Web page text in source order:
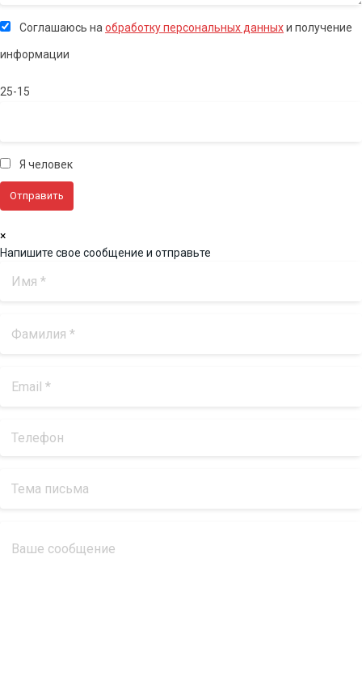
Соглашаюсь на обработку персональных данныхи получение
информации
25-15
Я человек
×
Напишите свое сообщение и отправьте